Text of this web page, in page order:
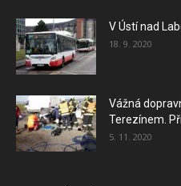
V Ústí nad
18. 9. 2020
Vážná
Terezínem.
5. 11. 2020